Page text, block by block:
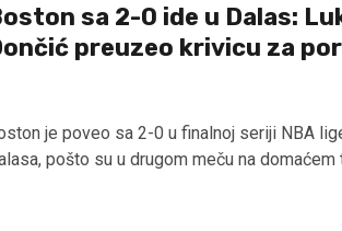
sa 2-0 ide u Dalas:
preuzeo krivicu za
je poveo sa 2-0 u finalnoj seriji NBA
pošto su u drugom meču na domaćem